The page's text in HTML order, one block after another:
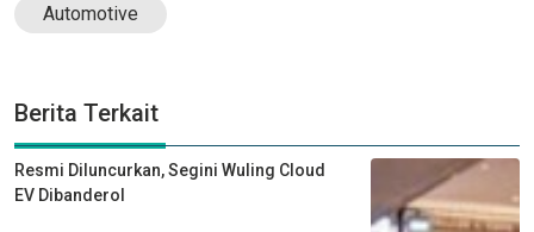
Automotive
Berita Terkait
Resmi Diluncurkan, Segini Wuling Cloud
EV Dibanderol